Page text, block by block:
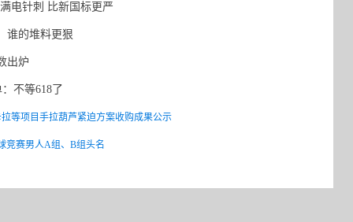
针刺 比新国标更严
的堆料更狠
出炉
不等618了
等项目手拉葫芦紧迫方案收购成果公示
竞赛男人A组、B组头名